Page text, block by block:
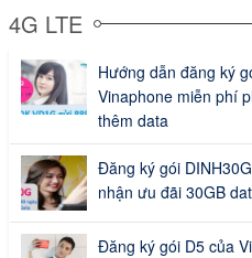
4G LTE
Hướng dẫn đăng ký
Vinaphone miễn phí
thêm data
Đăng ký gói
nhận ưu đãi 30GB
Đăng ký gói D5 của